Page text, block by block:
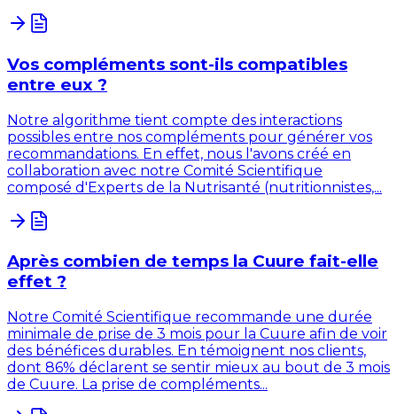
Vos compléments sont-ils compatibles
entre eux ?
Notre algorithme tient compte des interactions
possibles entre nos compléments pour générer vos
recommandations. En effet, nous l'avons créé en
collaboration avec notre Comité Scientifique
composé d'Experts de la Nutrisanté (nutritionnistes,...
Après combien de temps la Cuure fait-elle
effet ?
Notre Comité Scientifique recommande une durée
minimale de prise de 3 mois pour la Cuure afin de voir
des bénéfices durables. En témoignent nos clients,
dont 86% déclarent se sentir mieux au bout de 3 mois
de Cuure. La prise de compléments...